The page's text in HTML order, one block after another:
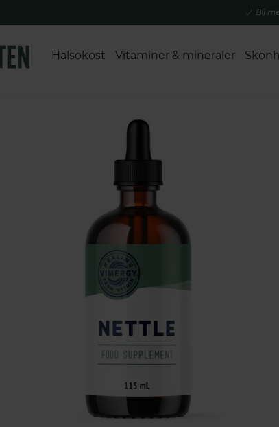
Bli
Hälsokost Vitaminer & mineraler